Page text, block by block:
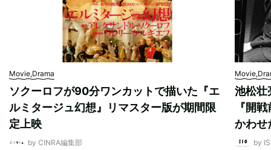
Movie,Drama
ソクーロフが90分ワンカットで描いた『エ
ルミタージュ幻想』リマスター版が期間限
定上映
by CINRA編集部
池松壮
『開
かわせ
by